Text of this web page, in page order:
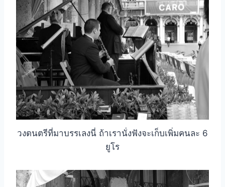
วงดนตรีที่มาบรรเลงนี่ ถ้าเรานั่งฟังจะเก็บเพิ่มคนละ 6
ยูโร